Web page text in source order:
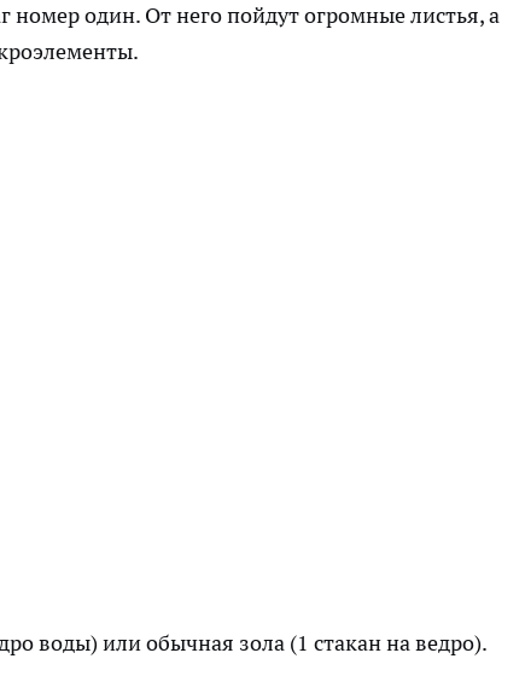
номер один. От него пойдут огромные листья, а
воды) или обычная зола (1 стакан на ведро).